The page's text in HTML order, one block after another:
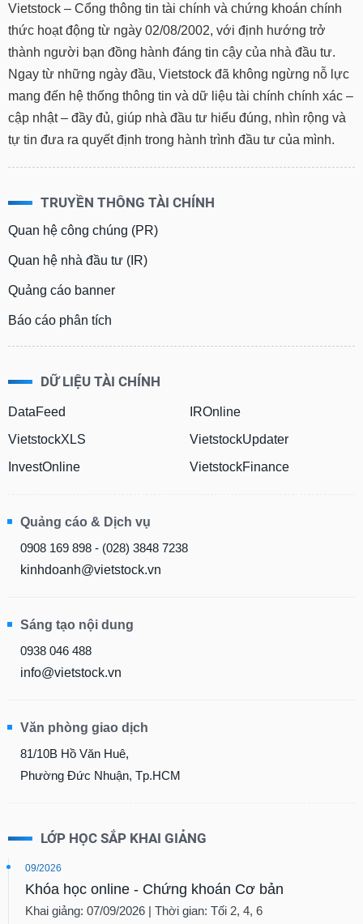
Vietstock – Cổng thông tin tài chính và chứng khoán chính
thức hoạt động từ ngày 02/08/2002, với định hướng trở
thành người bạn đồng hành đáng tin cậy của nhà đầu tư.
Ngay từ những ngày đầu, Vietstock đã không ngừng nỗ lực
mang đến hệ thống thông tin và dữ liệu tài chính chính xác –
cập nhật – đầy đủ, giúp nhà đầu tư hiểu đúng, nhìn rộng và
tự tin đưa ra quyết định trong hành trình đầu tư của mình.
TRUYỀN THÔNG TÀI CHÍNH
Quan hệ công chúng (PR)
Quan hệ nhà đầu tư (IR)
Quảng cáo banner
Báo cáo phân tích
DỮ LIỆU TÀI CHÍNH
DataFeed
VietstockXLS
InvestOnline
IROnline
VietstockUpdater
VietstockFinance
Quảng cáo & Dịch vụ
0908 169 898 - (028) 3848 7238
kinhdoanh@vietstock.vn
Sáng tạo nội dung
0938 046 488
info@vietstock.vn
Văn phòng giao dịch
81/10B Hồ Văn Huê,
Phường Đức Nhuận, Tp.HCM
LỚP HỌC SẮP KHAI GIẢNG
09/2026
Khóa học online - Chứng khoán Cơ bản
Khai giảng: 07/09/2026 | Thời gian: Tối 2, 4, 6